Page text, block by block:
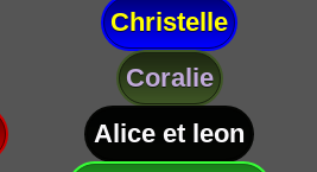
Christelle
Coralie
Alice et leon